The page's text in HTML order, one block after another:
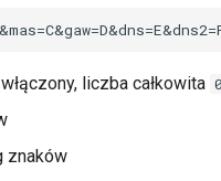
liczba całkowita
znaków